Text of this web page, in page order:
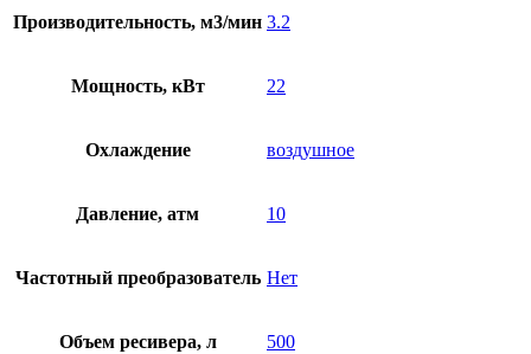
Производительность, м3/мин 3.2
Мощность, кВт 22
Охлаждение воздушное
Давление, атм 10
Частотный преобразователь Нет
Объем ресивера, л 500